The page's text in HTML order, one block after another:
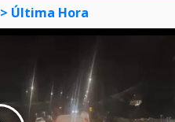
> Última Hora